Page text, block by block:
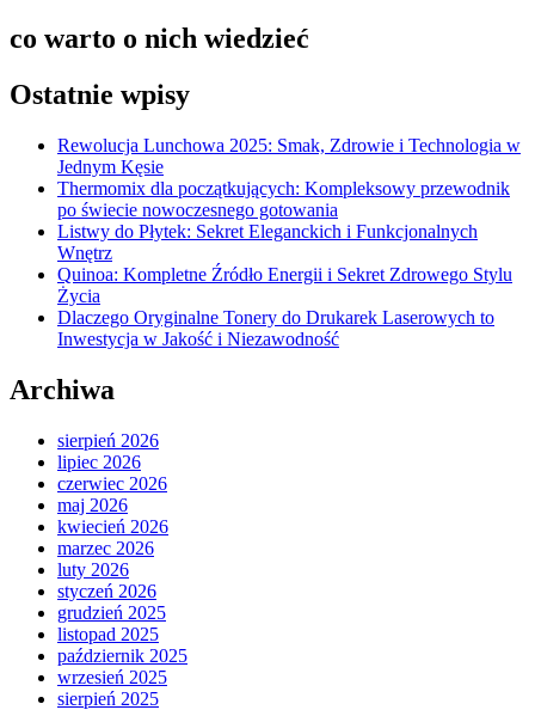
co warto o nich wiedzieć
Ostatnie wpisy
Rewolucja Lunchowa 2025: Smak, Zdrowie i Technologia w
Jednym Kęsie
Thermomix dla początkujących: Kompleksowy przewodnik
po świecie nowoczesnego gotowania
Listwy do Płytek: Sekret Eleganckich i Funkcjonalnych
Wnętrz
Quinoa: Kompletne Źródło Energii i Sekret Zdrowego Stylu
Życia
Dlaczego Oryginalne Tonery do Drukarek Laserowych to
Inwestycja w Jakość i Niezawodność
Archiwa
sierpień 2026
lipiec 2026
czerwiec 2026
maj 2026
kwiecień 2026
marzec 2026
luty 2026
styczeń 2026
grudzień 2025
listopad 2025
październik 2025
wrzesień 2025
sierpień 2025